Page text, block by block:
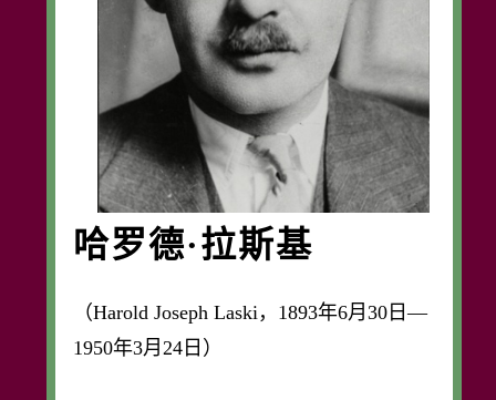
哈罗德·拉斯基
（Harold Joseph Laski，1893年6月30日—
1950年3月24日）